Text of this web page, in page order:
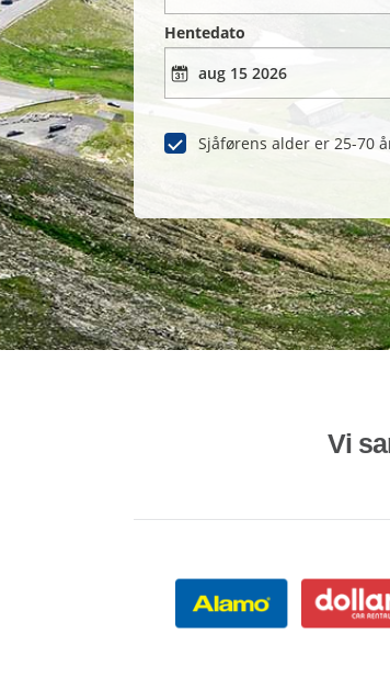
Hentedato
Sjåførens alder er 25-70
Vi